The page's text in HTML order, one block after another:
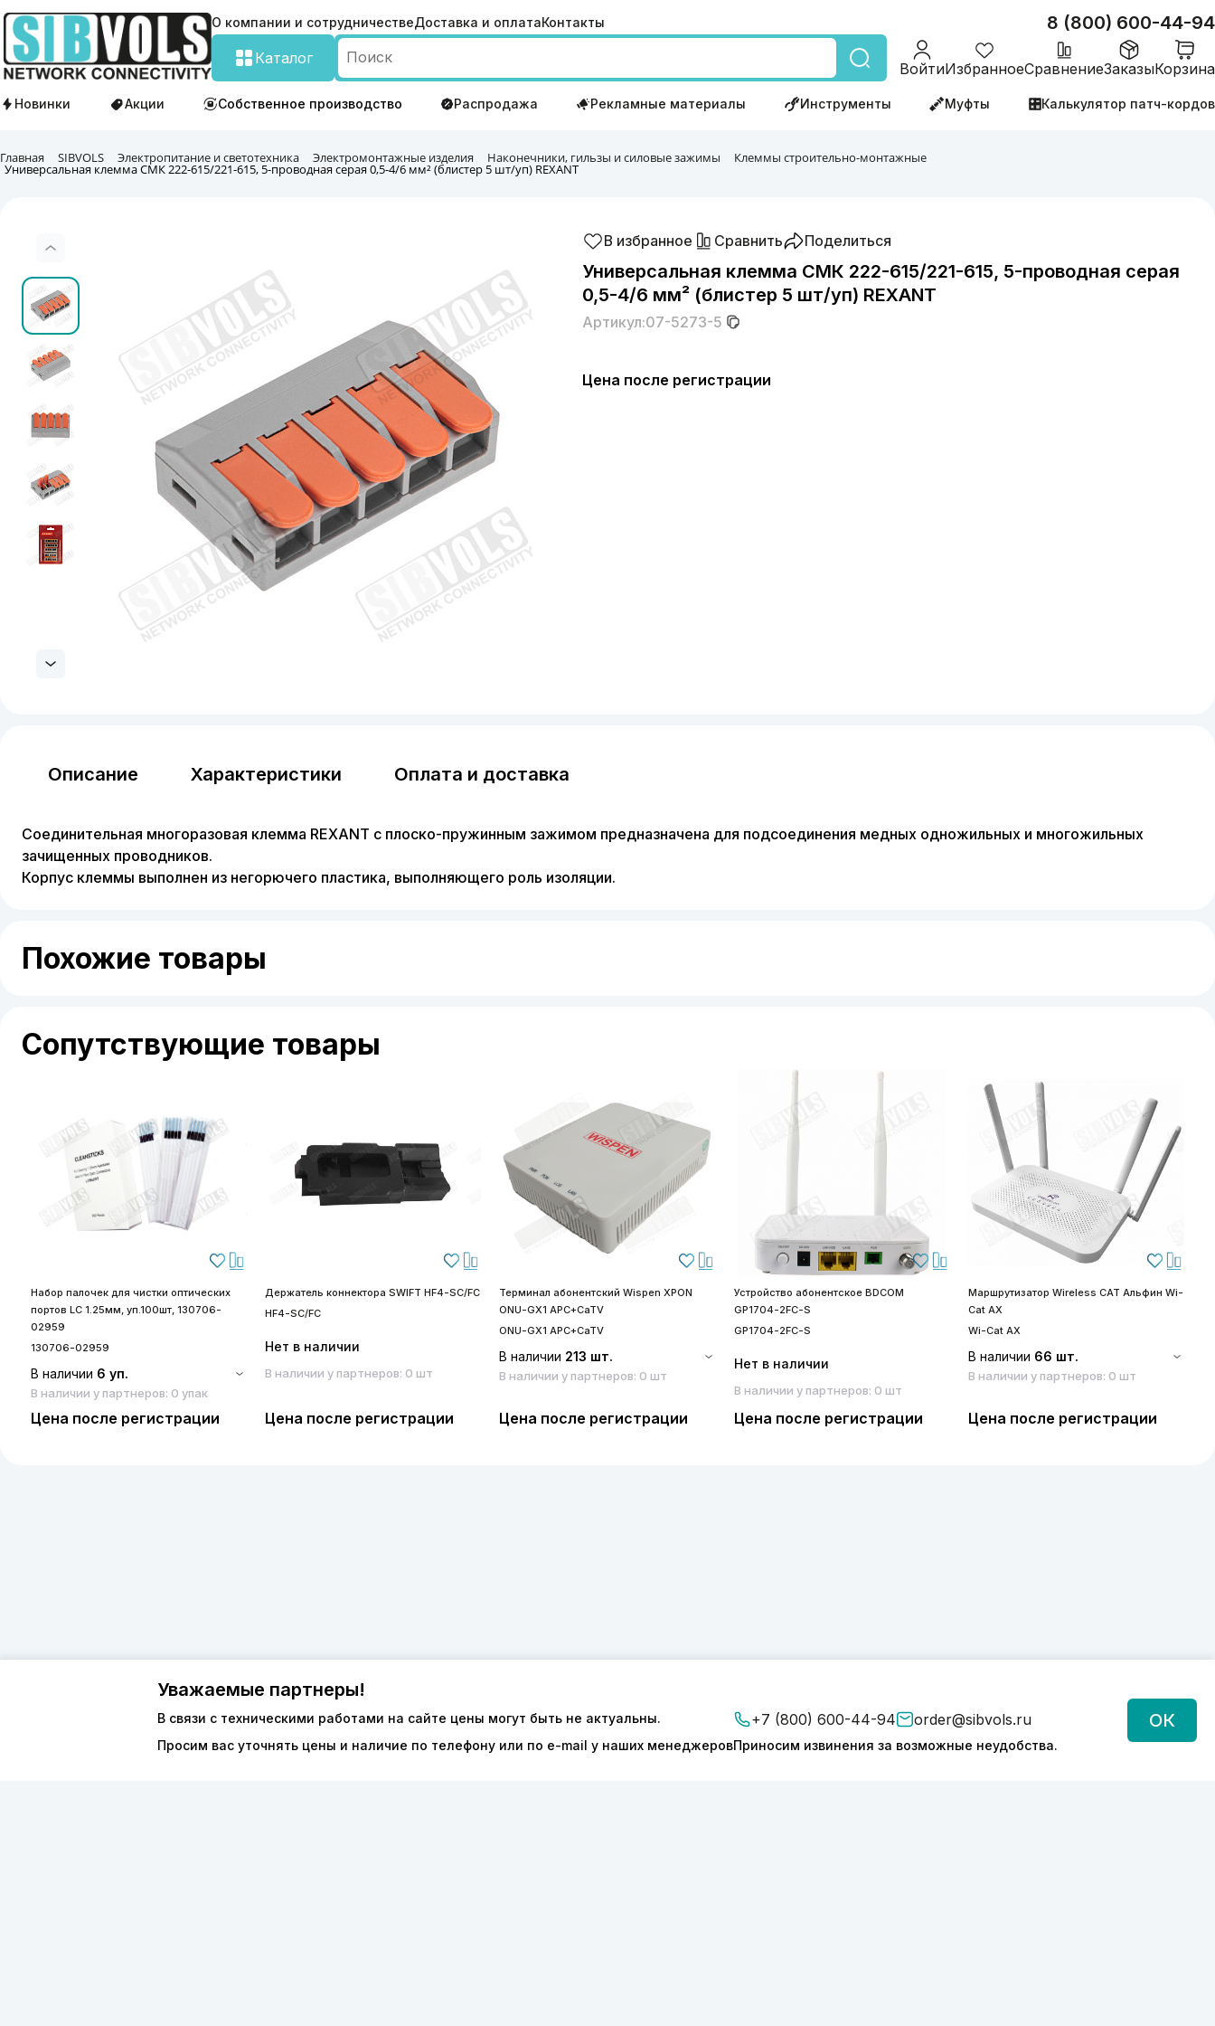
О компании и сотрудничествеДоставка и оплатаКонтакты 8 (800) 600-44-94
Каталог
ВойтиИзбранноеСравнениеЗаказыКорзина
Новинки Акции Собственное производство Распродажа Рекламные материалы Инструменты Муфты Калькулятор патч-кордов
Главная SIBVOLS Электропитание и светотехника Электромонтажные изделия Наконечники, гильзы и силовые зажимы Клеммы строительно-монтажные
Универсальная клемма СМК 222-615/221-615, 5-проводная серая 0,5-4/6 мм² (блистер 5 шт/уп) REXANT
В избранное Сравнить Поделиться
Универсальная клемма СМК 222-615/221-615, 5-проводная серая
0,5-4/6 мм² (блистер 5 шт/уп) REXANT
Артикул:07-5273-5
Цена после регистрации
Описание Характеристики Оплата и доставка
Соединительная многоразовая клемма REXANT с плоско-пружинным зажимом предназначена для подсоединения медных одножильных и многожильных
зачищенных проводников.
Корпус клеммы выполнен из негорючего пластика, выполняющего роль изоляции.
Похожие товары
Сопутствующие товары
Набор палочек для чистки оптических
портов LC 1.25мм, уп.100шт, 130706-
02959
130706-02959
В наличии 6 уп.
В наличии у партнеров: 0 упак
Цена после регистрации
Держатель коннектора SWIFT HF4-SC/FC
HF4-SC/FC
Нет в наличии
В наличии у партнеров: 0 шт
Цена после регистрации
Терминал абонентский Wispen XPON
ONU-GX1 APC+CaTV
ONU-GX1 APC+CaTV
В наличии 213 шт.
В наличии у партнеров: 0 шт
Цена после регистрации
Устройство абонентское BDCOM
GP1704-2FC-S
GP1704-2FC-S
Нет в наличии
В наличии у партнеров: 0 шт
Цена после регистрации
Маршрутизатор Wireless CAT Альфин Wi-
Cat AX
Wi-Cat AX
В наличии 66 шт.
В наличии у партнеров: 0 шт
Цена после регистрации
Уважаемые партнеры!
В связи с техническими работами на сайте цены могут быть не актуальны.
Просим вас уточнять цены и наличие по телефону или по e-mail у наших менеджеров
+7 (800) 600-44-94 order@sibvols.ru
Приносим извинения за возможные неудобства.
ОК